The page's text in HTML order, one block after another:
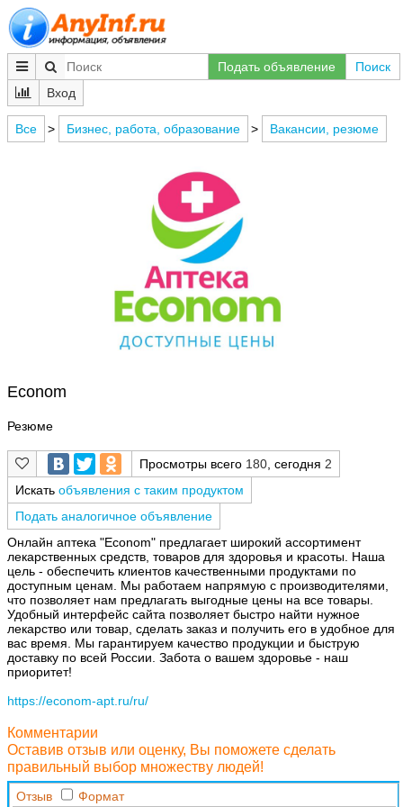
Подать объявление
Поиск
Вход
Все > Бизнес, работа, образование > Вакансии, резюме
Econom
Резюме
Просмотры всего 180 , сегодня 2
Искать объявления с таким продуктом
Подать аналогичное объявление
Онлайн аптека "Econom" предлагает широкий ассортимент
лекарственных средств, товаров для здоровья и красоты. Наша
цель - обеспечить клиентов качественными продуктами по
доступным ценам. Мы работаем напрямую с производителями,
что позволяет нам предлагать выгодные цены на все товары.
Удобный интерфейс сайта позволяет быстро найти нужное
лекарство или товар, сделать заказ и получить его в удобное для
вас время. Мы гарантируем качество продукции и быструю
доставку по всей России. Забота о вашем здоровье - наш
приоритет!
https://econom-apt.ru/ru/
Комментарии
Оставив отзыв или оценку, Вы поможете сделать
правильный выбор множеству людей!
Отзыв Формат